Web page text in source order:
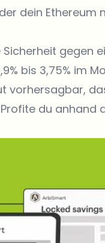
dein Ethereum
gegen
bis 3,75% im
vorhersagbar,
du anhand